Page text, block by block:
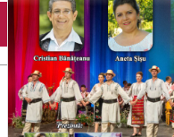
English